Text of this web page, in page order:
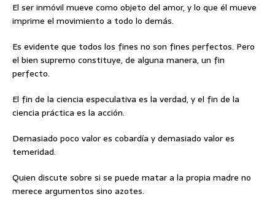
El ser inmóvil mueve como objeto del amor, y lo que él mueve
imprime el movimiento a todo lo demás.
Es evidente que todos los fines no son fines perfectos. Pero
el bien supremo constituye, de alguna manera, un fin
perfecto.
El fin de la ciencia especulativa es la verdad, y el fin de la
ciencia práctica es la acción.
Demasiado poco valor es cobardía y demasiado valor es
temeridad.
Quien discute sobre si se puede matar a la propia madre no
merece argumentos sino azotes.